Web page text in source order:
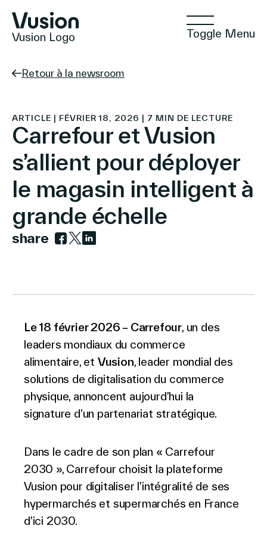
Vusion Logo Toggle Menu
Technologies
Solutions
Insights
Contactez-nous
Investisseurs
Partenaires
Carrières
Lien
Retour à la newsroom
ARTICLE | FÉVRIER 18, 2026 | 7 MIN DE LECTURE
Carrefour et Vusion
s’allient pour déployer
le magasin intelligent à
grande échelle
share
Le 18 février 2026 – Carrefour, un des
leaders mondiaux du commerce
alimentaire, et Vusion, leader mondial des
solutions de digitalisation du commerce
physique, annoncent aujourd’hui la
signature d’un partenariat stratégique.
Dans le cadre de son plan « Carrefour
2030 », Carrefour choisit la plateforme
Vusion pour digitaliser l’intégralité de ses
hypermarchés et supermarchés en France
d’ici 2030.